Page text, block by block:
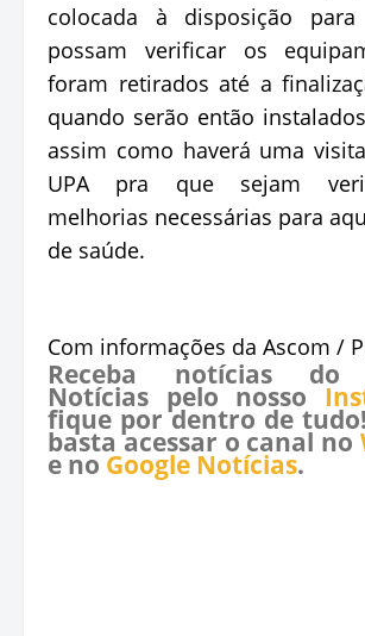
colocada à disposição
possam verificar os
foram retirados até a
quando serão então
assim como haverá uma
UPA pra que sejam
melhorias necessárias para
de saúde.
Com informações da Ascom /
Receba notícias do
Notícias pelo nosso
fique por dentro de
basta acessar o canal no
e no Google Notícias.